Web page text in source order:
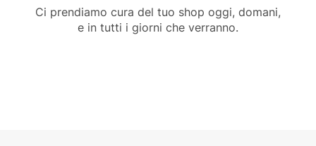
Ci prendiamo cura del tuo shop oggi, domani,
e in tutti i giorni che verranno.